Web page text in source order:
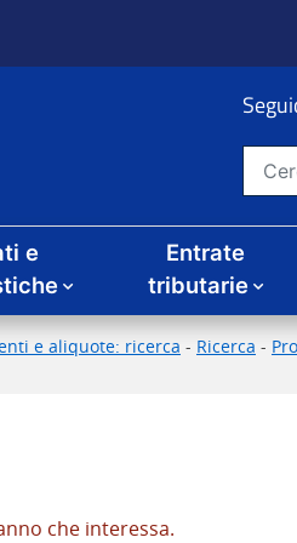
Cerca nel
e
Entrate
tributarie
e aliquote: ricerca - Ricerca -
che interessa.